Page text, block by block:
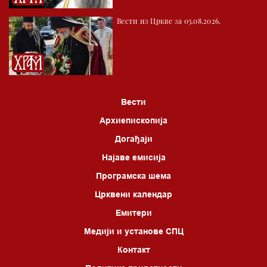
04.00 Врлинослов
05.00 Питања и одговори
06.00 Црквена предавања и трибине
Вести из Цркве за 03.08.2026.
Вести
Архиепископија
Догађаји
Најаве емисија
Програмска шема
Црквени календар
Емитери
Медији и установе СПЦ
Контакт